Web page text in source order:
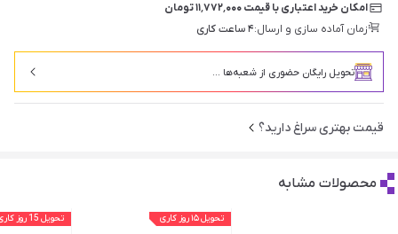
امکان خرید اعتباری با قیمت ۱۱٬۷۷۲٬۰۰۰ تومان
زمان آماده سازی و ارسال:۴ ساعت کاری
تحویل رایگان حضوری از شعبه‌ها ...
قیمت بهتری سراغ دارید؟
محصولات مشابه
تحویل ۱۵ روز کاری تحویل 15 روز کاری